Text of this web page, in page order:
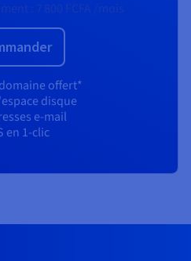
offert*
disque
e-mail
en 1-clic